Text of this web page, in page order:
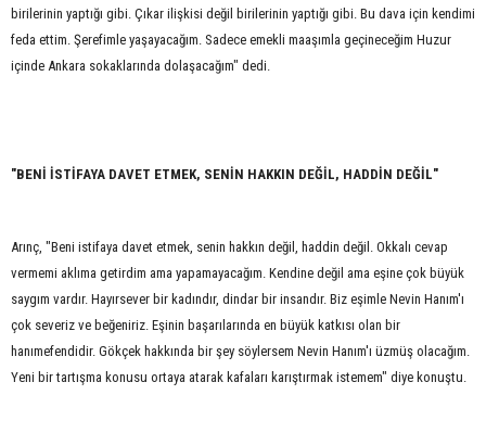
birilerinin yaptığı gibi. Çıkar ilişkisi değil birilerinin yaptığı gibi. Bu dava için kendimi
feda ettim. Şerefimle yaşayacağım. Sadece emekli maaşımla geçineceğim Huzur
içinde Ankara sokaklarında dolaşacağım" dedi.
"BENİ İSTİFAYA DAVET ETMEK, SENİN HAKKIN DEĞİL, HADDİN DEĞİL"
Arınç, "Beni istifaya davet etmek, senin hakkın değil, haddin değil. Okkalı cevap
vermemi aklıma getirdim ama yapamayacağım. Kendine değil ama eşine çok büyük
saygım vardır. Hayırsever bir kadındır, dindar bir insandır. Biz eşimle Nevin Hanım'ı
çok severiz ve beğeniriz. Eşinin başarılarında en büyük katkısı olan bir
hanımefendidir. Gökçek hakkında bir şey söylersem Nevin Hanım'ı üzmüş olacağım.
Yeni bir tartışma konusu ortaya atarak kafaları karıştırmak istemem" diye konuştu.